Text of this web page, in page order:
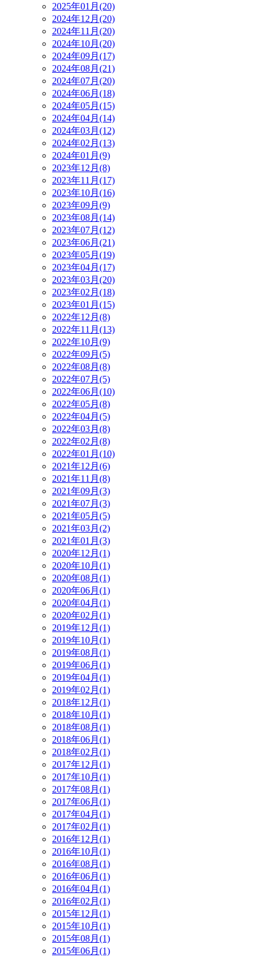
2025年01月(20)
2024年12月(20)
2024年11月(20)
2024年10月(20)
2024年09月(17)
2024年08月(21)
2024年07月(20)
2024年06月(18)
2024年05月(15)
2024年04月(14)
2024年03月(12)
2024年02月(13)
2024年01月(9)
2023年12月(8)
2023年11月(17)
2023年10月(16)
2023年09月(9)
2023年08月(14)
2023年07月(12)
2023年06月(21)
2023年05月(19)
2023年04月(17)
2023年03月(20)
2023年02月(18)
2023年01月(15)
2022年12月(8)
2022年11月(13)
2022年10月(9)
2022年09月(5)
2022年08月(8)
2022年07月(5)
2022年06月(10)
2022年05月(8)
2022年04月(5)
2022年03月(8)
2022年02月(8)
2022年01月(10)
2021年12月(6)
2021年11月(8)
2021年09月(3)
2021年07月(3)
2021年05月(5)
2021年03月(2)
2021年01月(3)
2020年12月(1)
2020年10月(1)
2020年08月(1)
2020年06月(1)
2020年04月(1)
2020年02月(1)
2019年12月(1)
2019年10月(1)
2019年08月(1)
2019年06月(1)
2019年04月(1)
2019年02月(1)
2018年12月(1)
2018年10月(1)
2018年08月(1)
2018年06月(1)
2018年02月(1)
2017年12月(1)
2017年10月(1)
2017年08月(1)
2017年06月(1)
2017年04月(1)
2017年02月(1)
2016年12月(1)
2016年10月(1)
2016年08月(1)
2016年06月(1)
2016年04月(1)
2016年02月(1)
2015年12月(1)
2015年10月(1)
2015年08月(1)
2015年06月(1)